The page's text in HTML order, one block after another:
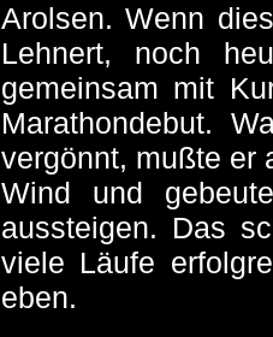
Arolsen. Wenn
Lehnert, noch
gemeinsam mit
Marathondebut.
vergönnt, mußte er
Wind und
aussteigen. Das
viele Läufe
eben.